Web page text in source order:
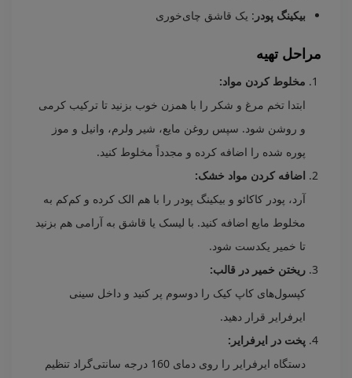
بیکینگ پودر : یک قاشق چای‌خوری
مراحل تهیه
مخلوط کردن مواد:
ابتدا تخم مرغ و شکر را با همزن خوب بزنید تا ترکیب کرمی
و روشن شود. سپس روغن مایع، شیر ولرم، وانیل و موز
پوره شده را اضافه کرده و مجدداً مخلوط کنید.
اضافه کردن مواد خشک:
آرد، پودر کاکائو و بیکینگ پودر را با هم الک کرده و کم‌کم به
مخلوط مایع اضافه کنید. با لیسک یا قاشق به آرامی هم بزنید
تا خمیر یکدست شود.
ریختن خمیر در قالب:
کپسول‌های کاپ کیک را دو‌سوم پر کنید و داخل سینی
ایرفرایر قرار دهید.
پخت در ایرفرایر:
دستگاه ایرفرایر را روی دمای 160 درجه سانتی‌گراد تنظیم